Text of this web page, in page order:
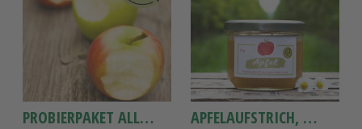
PROBIERPAKET ALLERGIKER-ÄPFEL 4 SORTEN APFELAUFSTRICH, ALTLÄNDER APFEL-MARMELADE